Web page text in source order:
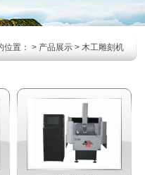
位置： > 产品展示 > 木工雕刻机